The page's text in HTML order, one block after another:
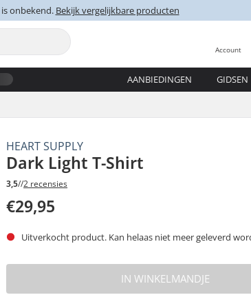
onbekend. Bekijk vergelijkbare producten
Account
AANBIEDINGEN GIDSEN
HEART SUPPLY
Dark Light T-Shirt
3,5//2 recensies
€29,95
Uitverkocht product. Kan helaas niet meer geleverd
IN WINKELMANDJE